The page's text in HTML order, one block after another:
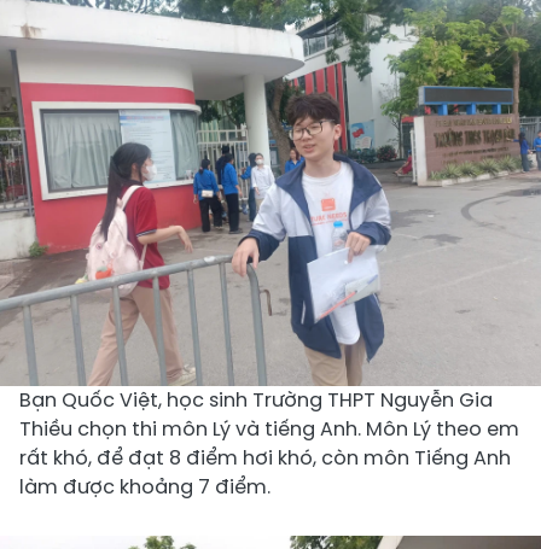
Bạn Quốc Việt, học sinh Trường THPT Nguyễn Gia
Thiều chọn thi môn Lý và tiếng Anh. Môn Lý theo em
rất khó, để đạt 8 điểm hơi khó, còn môn Tiếng Anh
làm được khoảng 7 điểm.